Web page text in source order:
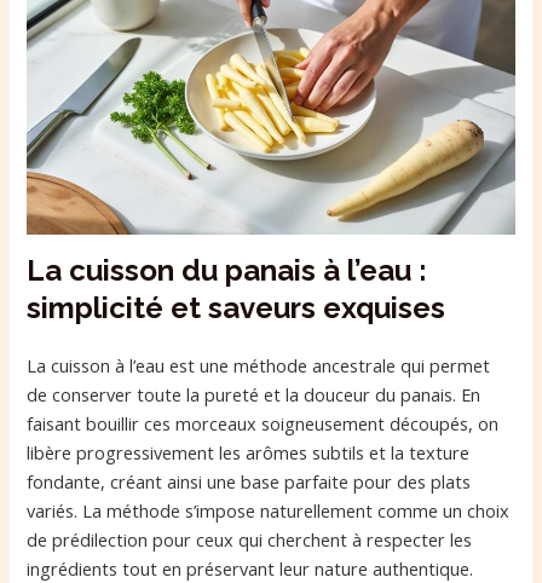
La cuisson du panais à l’eau :
simplicité et saveurs exquises
La cuisson à l’eau est une méthode ancestrale qui permet
de conserver toute la pureté et la douceur du panais. En
faisant bouillir ces morceaux soigneusement découpés, on
libère progressivement les arômes subtils et la texture
fondante, créant ainsi une base parfaite pour des plats
variés. La méthode s’impose naturellement comme un choix
de prédilection pour ceux qui cherchent à respecter les
ingrédients tout en préservant leur nature authentique.